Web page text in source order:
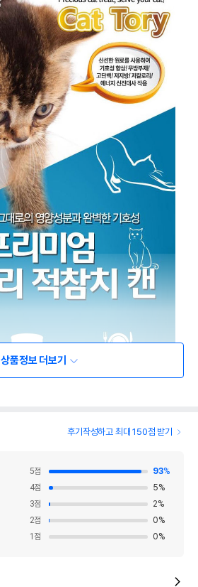
상품정보 더보기
후기작성하고 최대 150점 받기
5점 93%
4점 5%
3점 2%
2점 0%
1 점 0%